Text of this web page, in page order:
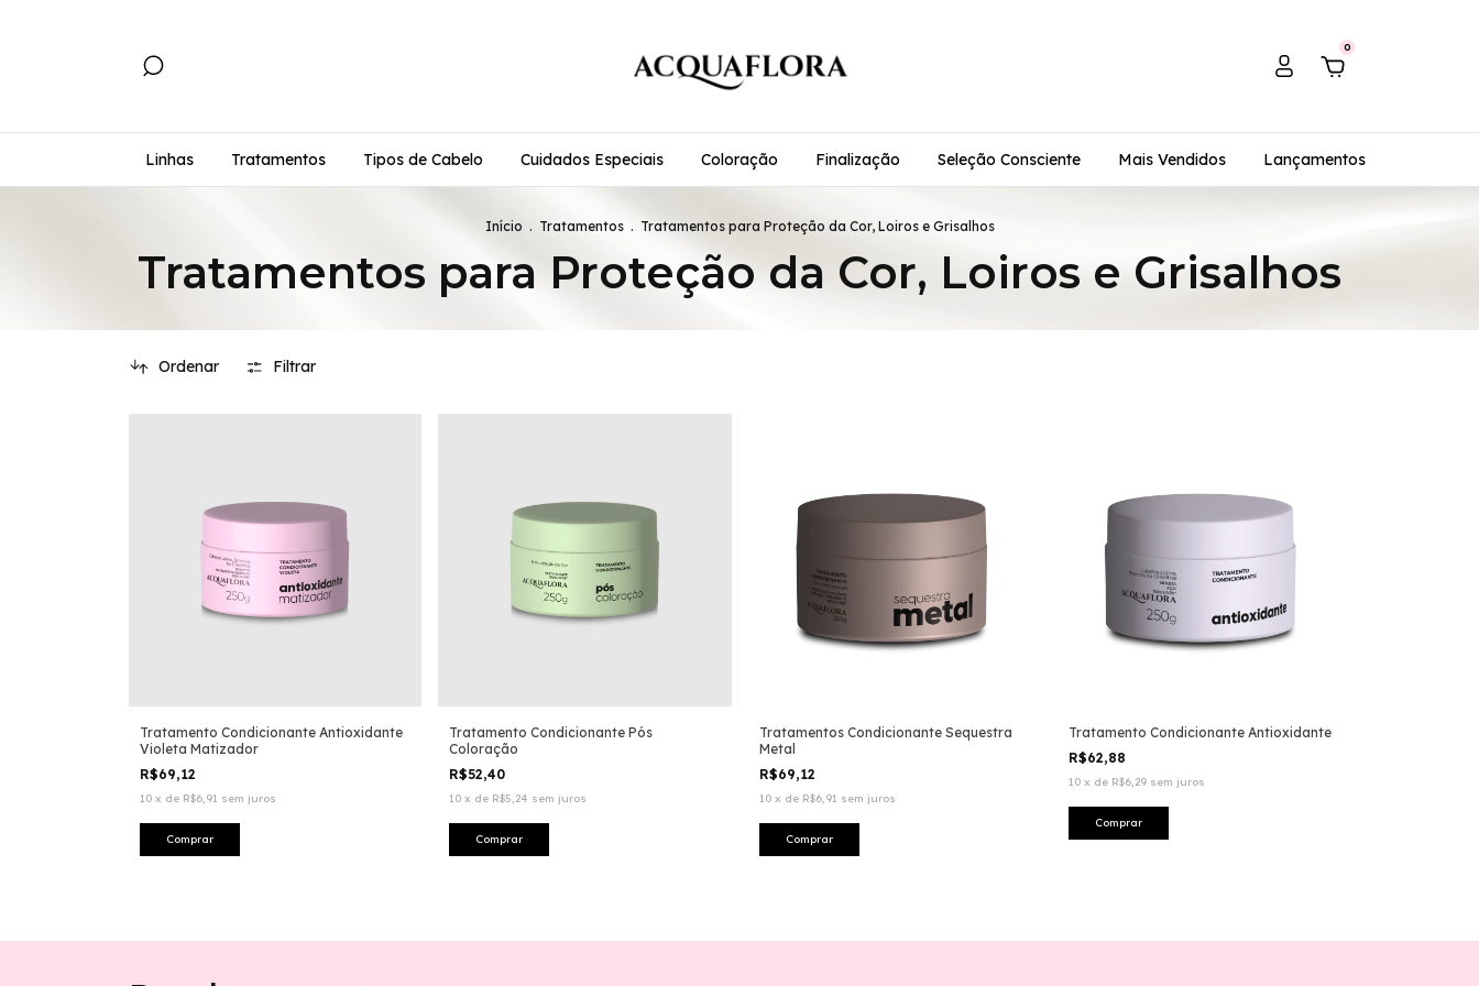
0
Linhas Tratamentos Tipos de Cabelo Cuidados Especiais Coloração Finalização Seleção Consciente Mais Vendidos Lançamentos
Início . Tratamentos . Tratamentos para Proteção da Cor, Loiros e Grisalhos
Tratamentos para Proteção da Cor, Loiros e Grisalhos
Ordenar Filtrar
Tratamento Condicionante Antioxidante
Violeta Matizador
R$69,12
10 x de R$6,91 sem juros
Tratamento Condicionante Pós
Coloração
R$52,40
10 x de R$5,24 sem juros
Tratamentos Condicionante Sequestra
Metal
R$69,12
10 x de R$6,91 sem juros
Tratamento Condicionante Antioxidante
R$62,88
10 x de R$6,29 sem juros